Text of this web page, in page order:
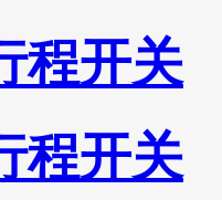
程开关
程开关